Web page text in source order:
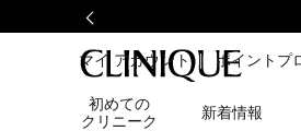
マイ アカウント ポイントプ
初めての
クリニーク
新着情報